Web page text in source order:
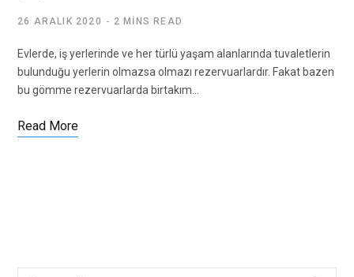
26 ARALIK 2020 2 MINS READ
Evlerde, iş yerlerinde ve her türlü yaşam alanlarında tuvaletlerin
bulunduğu yerlerin olmazsa olmazı rezervuarlardır. Fakat bazen
bu gömme rezervuarlarda birtakım…
Read More